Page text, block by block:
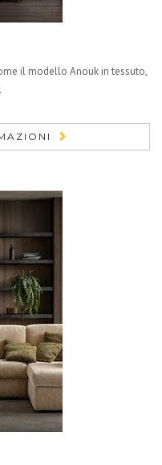
il modello Anouk in tessuto,